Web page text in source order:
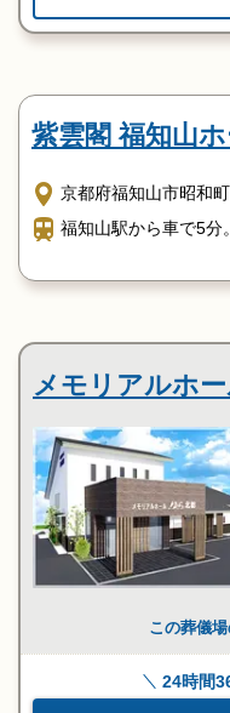
紫雲閣 福知山
京都府福知山市昭和
福知山駅から車で5分。
メモリアルホ
この葬儀
24時間